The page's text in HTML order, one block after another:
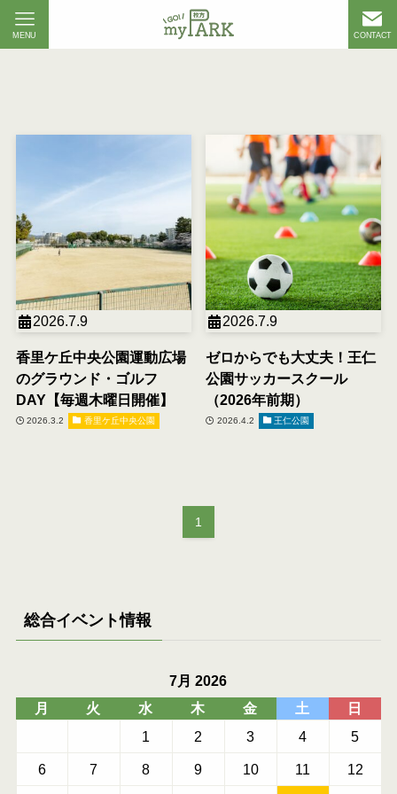
CONTACT
MENU
2026.7.9
香里ケ丘中央公園運動広場
のグラウンド・ゴルフ
DAY【毎週木曜日開催】
2026.3.2 香里ケ丘中央公園
2026.7.9
ゼロからでも大丈夫！王仁
公園サッカースクール
（2026年前期）
2026.4.2 王仁公園
1
総合イベント情報
7月 2026
月
火 水 木 金 土
日
1
2 3 4 5
6 7 8 9 10 11 12